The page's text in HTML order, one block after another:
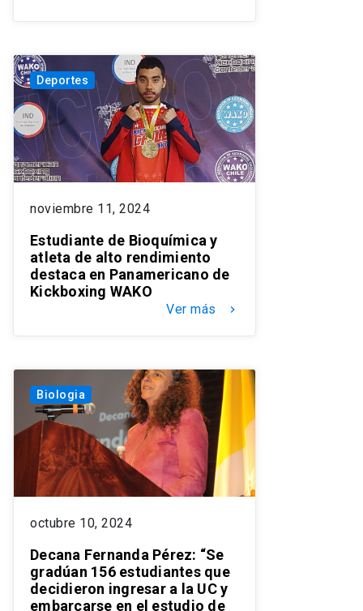
Deportes
noviembre 11, 2024
Estudiante de Bioquímica y
atleta de alto rendimiento
destaca en Panamericano de
Kickboxing WAKO
Ver más keyboard_arrow_right
Biologia
octubre 10, 2024
Decana Fernanda Pérez: “Se
gradúan 156 estudiantes que
decidieron ingresar a la UC y
embarcarse en el estudio de